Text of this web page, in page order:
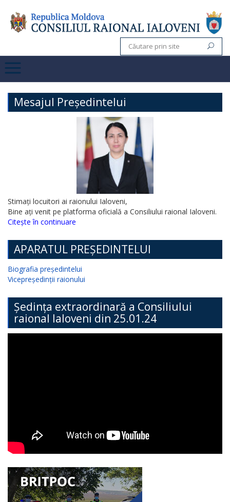
Mesajul Președintelui
Stimați locuitori ai raionului Ialoveni,
Bine ați venit pe platforma oficială a Consiliului raional Ialoveni.
Citește în continuare
APARATUL PREȘEDINTELUI
Biografia președintelui
Vicepreședinții raionului
Ședința extraordinară a Consiliului
raional Ialoveni din 25.01.24